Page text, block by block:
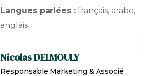
Langues parlées : français, arabe,
anglais
NicolasDELMOULY
Responsable Marketing & Associé